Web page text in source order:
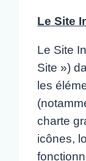
Le Site
Le Site
Site »)
les
charte
icônes,